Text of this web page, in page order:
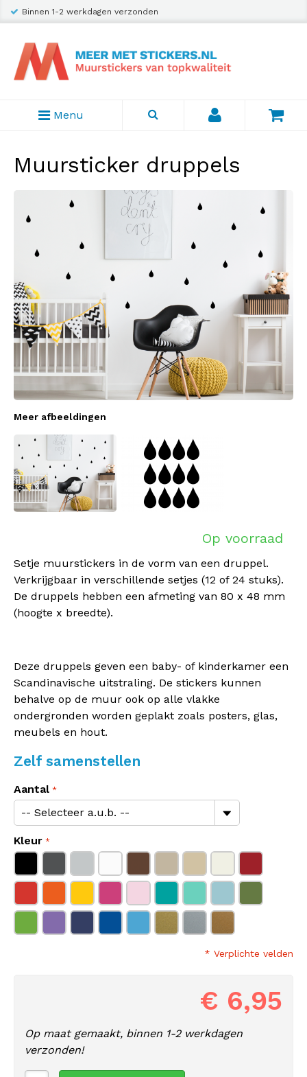
Binnen 1-2 werkdagen verzonden
Menu
Muursticker druppels
Meer afbeeldingen
Op voorraad
Setje muurstickers in de vorm van een druppel.
Verkrijgbaar in verschillende setjes (12 of 24 stuks).
De druppels hebben een afmeting van 80 x 48 mm
(hoogte x breedte).
Deze druppels geven een baby- of kinderkamer een
Scandinavische uitstraling. De stickers kunnen
behalve op de muur ook op alle vlakke
ondergronden worden geplakt zoals posters, glas,
meubels en hout.
Zelf samenstellen
Aantal
Kleur
* Verplichte velden
€ 6,95
Op maat gemaakt, binnen 1-2 werkdagen
verzonden!